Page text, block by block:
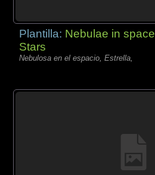
Plantilla: Nebulae in space
Stars
Nebulosa en el espacio, Estrella,